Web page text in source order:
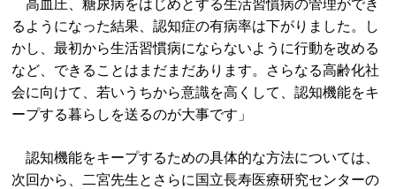
高血圧、糖尿病をはじめとする生活習慣病の管理ができ
るようになった結果、認知症の有病率は下がりました。し
かし、最初から生活習慣病にならないように行動を改める
など、できることはまだまだあります。さらなる高齢化社
会に向けて、若いうちから意識を高くして、認知機能をキ
ープする暮らしを送るのが大事です」
認知機能をキープするための具体的な方法については、
次回から、二宮先生とさらに国立長寿医療研究センターの